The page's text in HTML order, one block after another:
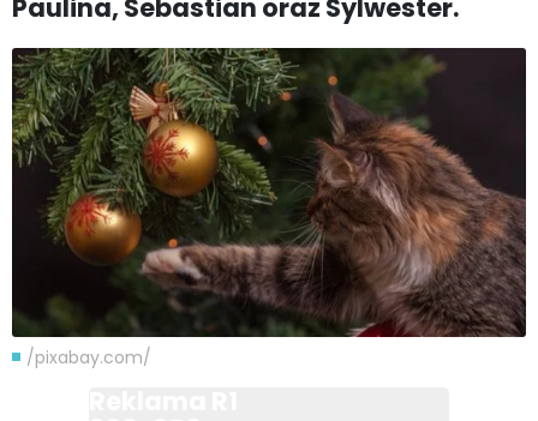
Paulina, Sebastian oraz Sylwester.
/pixabay.com/